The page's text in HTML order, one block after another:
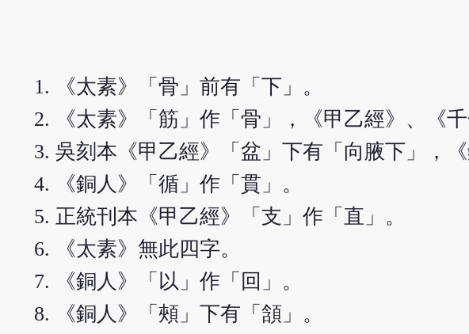
《太素》「骨」前有「下」。
《太素》「筋」作「骨」，《甲乙經》、《
吳刻本《甲乙經》「盆」下有「向腋下」，《
《銅人》「循」作「貫」。
正統刊本《甲乙經》「支」作「直」。
《太素》無此四字。
《銅人》「以」作「回」。
《銅人》「頰」下有「頷」。